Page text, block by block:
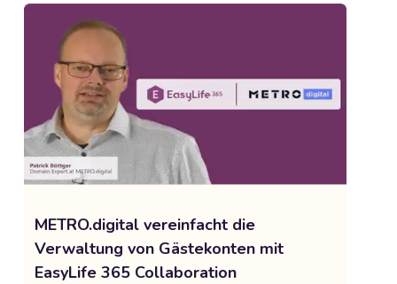
METRO.digital vereinfacht die
Verwaltung von Gästekonten mit
EasyLife 365 Collaboration